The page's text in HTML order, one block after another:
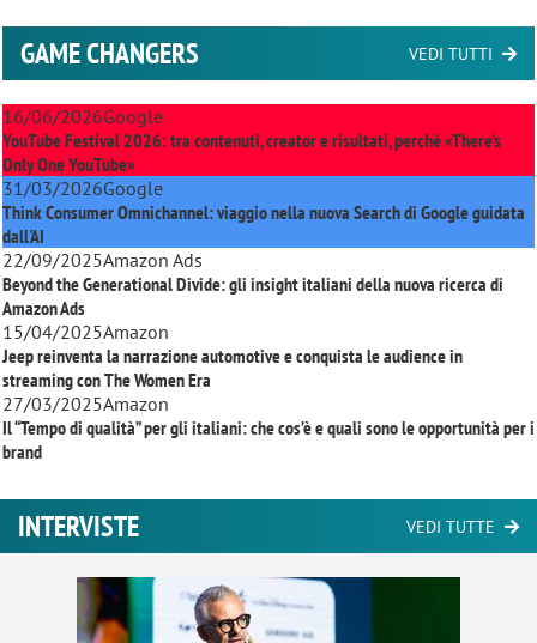
GAME CHANGERS VEDI TUTTI
16/06/2026Google
YouTube Festival 2026: tra contenuti, creator e risultati, perché «There’s
Only One YouTube»
31/03/2026Google
Think Consumer Omnichannel: viaggio nella nuova Search di Google guidata
dall'AI
22/09/2025Amazon Ads
Beyond the Generational Divide: gli insight italiani della nuova ricerca di
Amazon Ads
15/04/2025Amazon
Jeep reinventa la narrazione automotive e conquista le audience in
streaming conThe Women Era
27/03/2025Amazon
Il “Tempo di qualità” per gli italiani: che cos’è e quali sono le opportunità per i
brand
INTERVISTE VEDI TUTTE